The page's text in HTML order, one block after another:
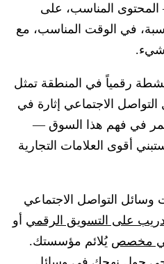
المحتوى المناسب، على
في الوقت المناسب، مع
رقمياً في المنطقة تمثل
الاجتماعي إثارة في
في فهم هذا السوق —
أقوى العلامات التجارية
التواصل الاجتماعي
على التسويق الرقمي أو
مخصص يُلائم مؤسستك.